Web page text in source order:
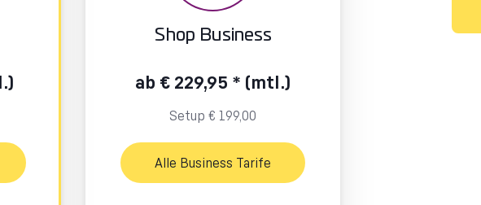
Shop Business
ab € 229,95 * (mtl.)
Setup € 199,00
Alle Business Tarife